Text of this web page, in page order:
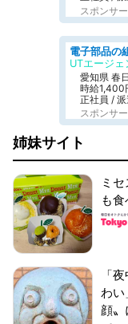
スポンサ
UTエージ
愛知県 春
時給1,400
正社員 /
スポンサ
姉妹サイト
ミ
も食
「
わい
顔